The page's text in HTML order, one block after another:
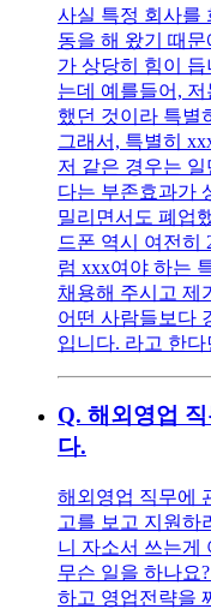
사실 특정 회사를
동을 해 왔기 때
가 상당히 힘이
는데 예를들어,
했던 것이라 특별
그래서, 특별히
저 같은 경우는
다는 부존효과가
밀리면서도 폐업
드폰 역시 여전히
럼 xxx여야 하는
채용해 주시고 제
어떤 사람들보다
입니다. 라고 한
Q. 해외영업
다.
해외영업 직무에
고를 보고 지원하
니 자소서 쓰는게
무슨 일을 하나요
하고 영업전략을